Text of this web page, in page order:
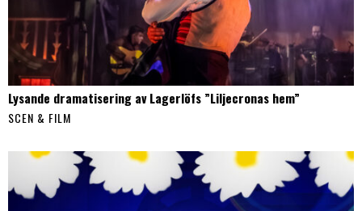
Lysande dramatisering av Lagerlöfs ”Liljecronas hem”
SCEN & FILM